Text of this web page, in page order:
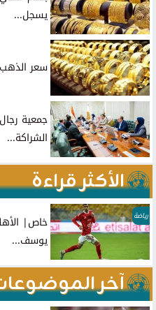
يسجل...
سعر
جمعية رجال
الشراكة...
الأكثر قراءة
رياضة
خاص|
يوسف...
آخر